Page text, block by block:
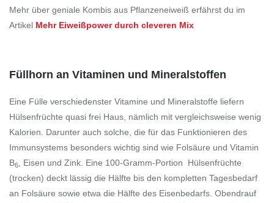
Mehr über geniale Kombis aus Pflanzeneiweiß erfährst du im
Artikel Mehr Eiweißpower durch cleveren Mix
Füllhorn an Vitaminen und Mineralstoffen
Eine Fülle verschiedenster Vitamine und Mineralstoffe liefern
Hülsenfrüchte quasi frei Haus, nämlich mit vergleichsweise wenig
Kalorien. Darunter auch solche, die für das Funktionieren des
Immunsystems besonders wichtig sind wie Folsäure und Vitamin
B6
, Eisen und Zink. Eine 100-Gramm-Portion Hülsenfrüchte
(trocken) deckt lässig die Hälfte bis den kompletten Tagesbedarf
an Folsäure sowie etwa die Hälfte des Eisenbedarfs. Obendrauf